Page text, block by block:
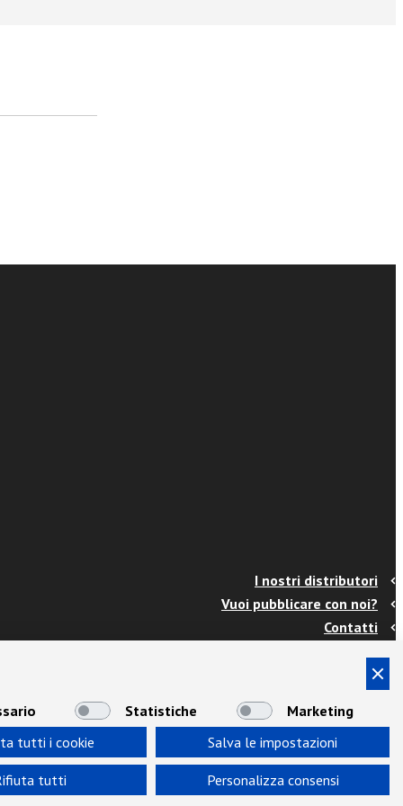
I nostri distributori
Vuoi pubblicare con noi?
Contatti
Termini e condizioni
Privacy
Area Docenti
Newsletter
Statistiche
Marketing
tutti i cookie
Salva le impostazioni
tutti Personalizza consensi